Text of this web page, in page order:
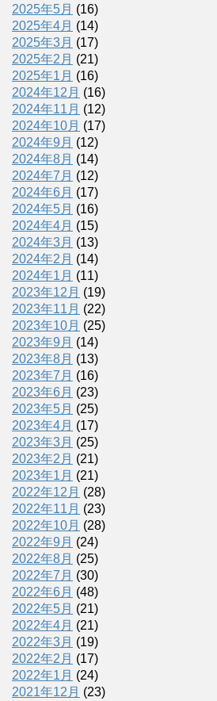
2025年5月 (16)
2025年4月 (14)
2025年3月 (17)
2025年2月 (21)
2025年1月 (16)
2024年12月 (16)
2024年11月 (12)
2024年10月 (17)
2024年9月 (12)
2024年8月 (14)
2024年7月 (12)
2024年6月 (17)
2024年5月 (16)
2024年4月 (15)
2024年3月 (13)
2024年2月 (14)
2024年1月 (11)
2023年12月 (19)
2023年11月 (22)
2023年10月 (25)
2023年9月 (14)
2023年8月 (13)
2023年7月 (16)
2023年6月 (23)
2023年5月 (25)
2023年4月 (17)
2023年3月 (25)
2023年2月 (21)
2023年1月 (21)
2022年12月 (28)
2022年11月 (23)
2022年10月 (28)
2022年9月 (24)
2022年8月 (25)
2022年7月 (30)
2022年6月 (48)
2022年5月 (21)
2022年4月 (21)
2022年3月 (19)
2022年2月 (17)
2022年1月 (24)
2021年12月 (23)